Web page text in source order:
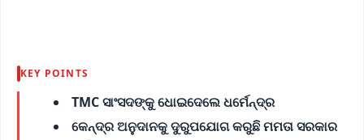
KEY POINTS
TMC ସାଂସଦଙ୍କୁ ଧୋଇଦେଲେ ଧର୍ମେନ୍ଦ୍ର
କେନ୍ଦ୍ର ଅନୁଦାନକୁ ଦୁରୁପଯୋଗ କରୁଛି ମମତା ସରକାର